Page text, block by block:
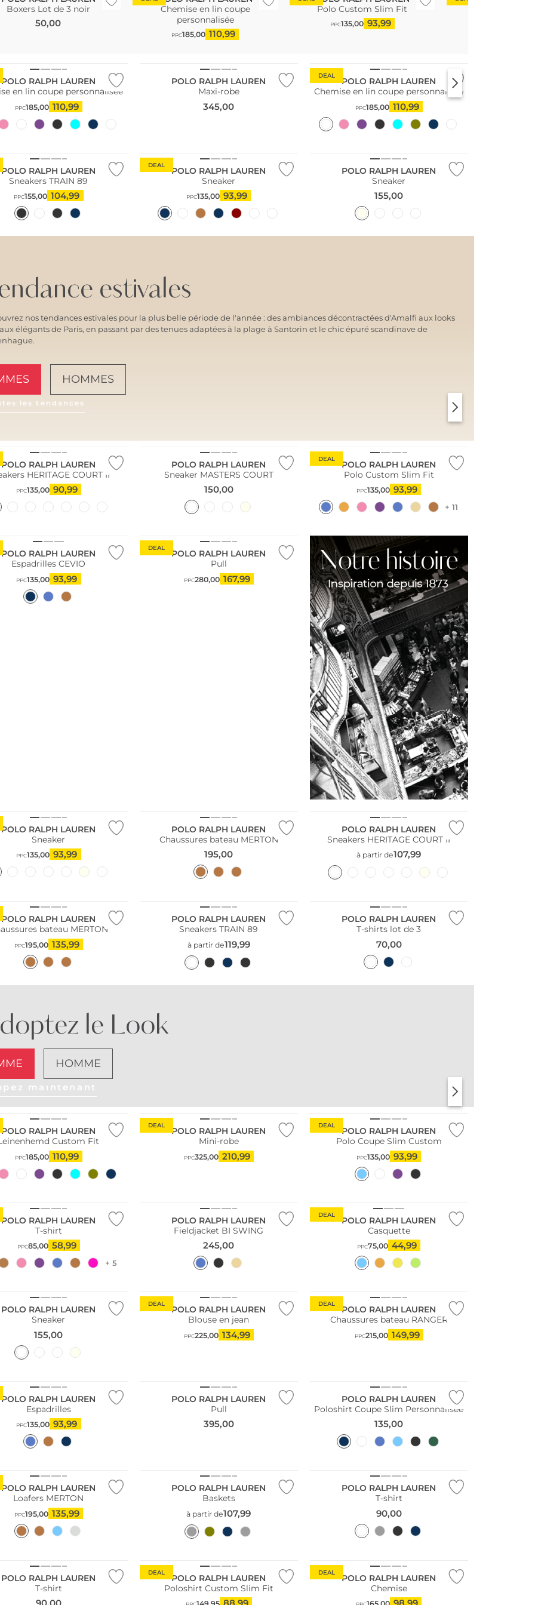
Boxers Lot de 3 noir
50,00
Chemise en lin coupe
personnalisée
PPC185,00 110,99
Polo Custom Slim Fit
PPC135,00 93,99
POLO RALPH LAUREN
en lin coupe personnalisée
PPC185,00 110,99
POLO RALPH LAUREN
Maxi-robe
345,00
DEAL
POLO RALPH LAUREN
Chemise en lin coupe personnalisée
PPC185,00 110,99
POLO RALPH LAUREN
Sneakers TRAIN 89
PPC155,00 104,99
DEAL
POLO RALPH LAUREN
Sneaker
PPC135,00 93,99
POLO RALPH LAUREN
Sneaker
155,00
estivales
nos tendances estivales pour la plus belle période de l'année : des ambiances décontractées d'Amalfi aux looks
élégants de Paris, en passant par des tenues adaptées à la plage à Santorin et le chic épuré scandinave de
HOMMES
les tendances
POLO RALPH LAUREN
HERITAGE COURT II
PPC135,00 90,99
POLO RALPH LAUREN
Sneaker MASTERS COURT
150,00
DEAL
POLO RALPH LAUREN
Polo Custom Slim Fit
PPC135,00 93,99
+ 11
POLO RALPH LAUREN
Espadrilles CEVIO
PPC135,00 93,99
DEAL
POLO RALPH LAUREN
Pull
PPC280,00 167,99
POLO RALPH LAUREN
Sneaker
PPC135,00 93,99
POLO RALPH LAUREN
Chaussures bateau MERTON
195,00
POLO RALPH LAUREN
Sneakers HERITAGE COURT II
à partir de107,99
POLO RALPH LAUREN
bateau MERTON
PPC195,00 135,99
POLO RALPH LAUREN
Sneakers TRAIN 89
à partir de119,99
POLO RALPH LAUREN
T-shirts lot de 3
70,00
le Look
HOMME
maintenant
POLO RALPH LAUREN
Custom Fit
PPC185,00 110,99
DEAL
POLO RALPH LAUREN
Mini-robe
PPC325,00 210,99
DEAL
POLO RALPH LAUREN
Polo Coupe Slim Custom
PPC135,00 93,99
POLO RALPH LAUREN
T-shirt
PPC85,00 58,99
+ 5
POLO RALPH LAUREN
Fieldjacket BI SWING
245,00
DEAL
POLO RALPH LAUREN
Casquette
PPC75,00 44,99
POLO RALPH LAUREN
Sneaker
155,00
DEAL
POLO RALPH LAUREN
Blouse en jean
PPC225,00 134,99
DEAL
POLO RALPH LAUREN
Chaussures bateau RANGER
PPC215,00 149,99
POLO RALPH LAUREN
Espadrilles
PPC135,00 93,99
POLO RALPH LAUREN
Pull
395,00
POLO RALPH LAUREN
Poloshirt Coupe Slim Personnalisée
135,00
POLO RALPH LAUREN
Loafers MERTON
PPC195,00 135,99
POLO RALPH LAUREN
Baskets
à partir de107,99
POLO RALPH LAUREN
T-shirt
90,00
POLO RALPH LAUREN
T-shirt
DEAL
POLO RALPH LAUREN
Poloshirt Custom Slim Fit
DEAL
POLO RALPH LAUREN
Chemise